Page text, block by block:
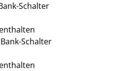
Schalter
Schalter